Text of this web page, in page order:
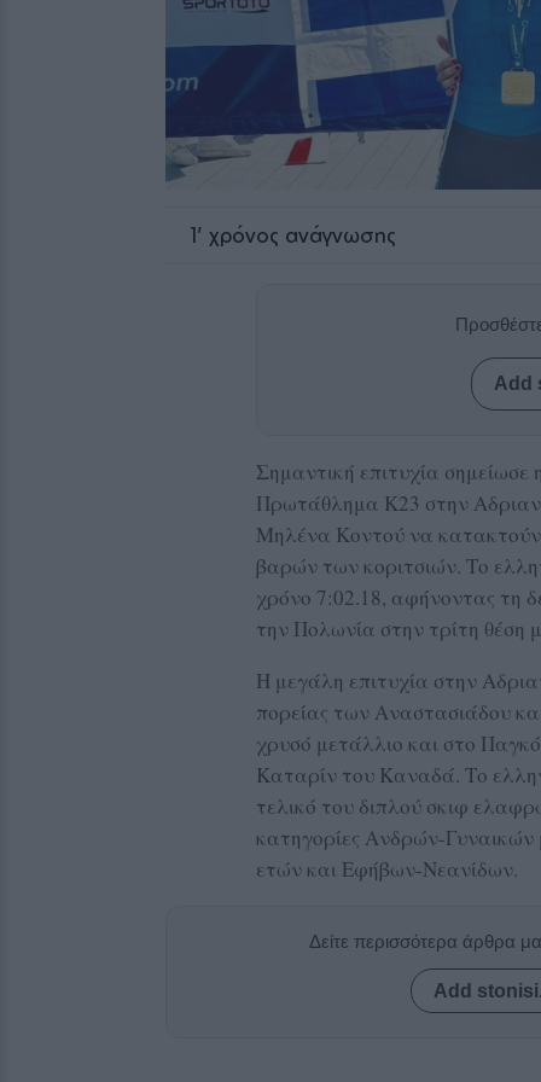
1' χρόνος ανάγνωσης
Add
Σημαντική επιτυχία
Πρωτάθλημα Κ23 στην
Μηλένα Κοντού να
βαρών των κοριτσιών. Το
χρόνο 7:02.18, αφήνοντας τη
την Πολωνία στην τρίτη θέση
Η μεγάλη επιτυχία στην
πορείας των Αναστασιάδου
χρυσό μετάλλιο και στο
Καταρίν του Καναδά. Το
τελικό του διπλού σκιφ
κατηγορίες Ανδρών-
ετών και Εφήβων-Νεανίδων.
Δείτε περισσότερα άρθρα
Add